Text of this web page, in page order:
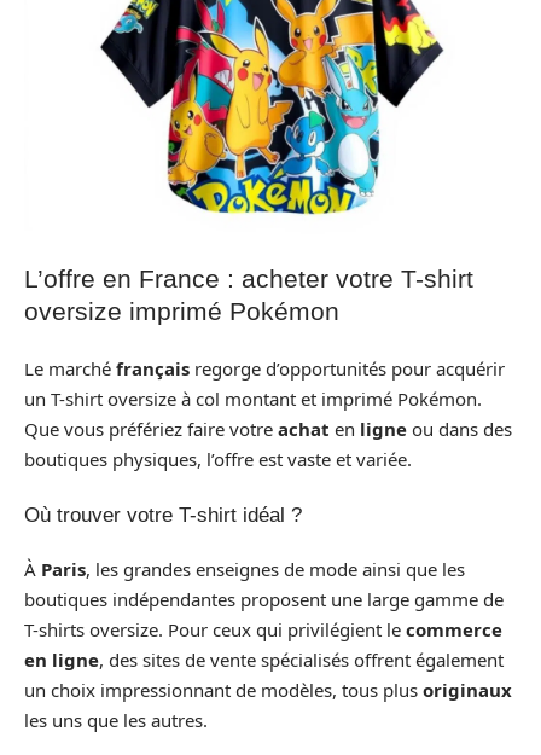
L’offre en France : acheter votre T-shirt
oversize imprimé Pokémon
Le marché français regorge d’opportunités pour acquérir
un T-shirt oversize à col montant et imprimé Pokémon.
Que vous préfériez faire votre achat en ligne ou dans des
boutiques physiques, l’offre est vaste et variée.
Où trouver votre T-shirt idéal ?
À Paris, les grandes enseignes de mode ainsi que les
boutiques indépendantes proposent une large gamme de
T-shirts oversize. Pour ceux qui privilégient le commerce
en ligne, des sites de vente spécialisés offrent également
un choix impressionnant de modèles, tous plus originaux
les uns que les autres.